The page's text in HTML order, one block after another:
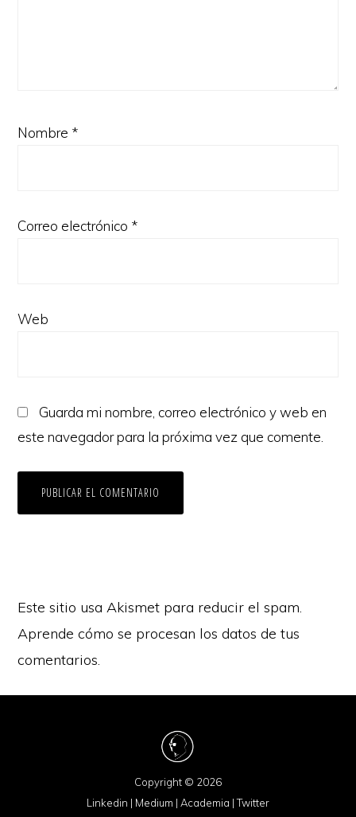
Nombre *
Correo electrónico *
Web
Guarda mi nombre, correo electrónico y web en
este navegador para la próxima vez que comente.
Este sitio usa Akismet para reducir el spam.
Aprende cómo se procesan los datos de tus
comentarios.
Copyright © 2026
Linkedin | Medium | Academia |Twitter